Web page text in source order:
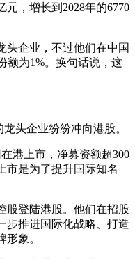
元，增长到2028年的6770
头企业，不过他们在中国
额为1%。换句话说，这
头企业纷纷冲向港股。
港上市，净募资额超300
市是为了提升国际知名
股登陆港股。他们在招股
步推进国际化战略、打造
象。